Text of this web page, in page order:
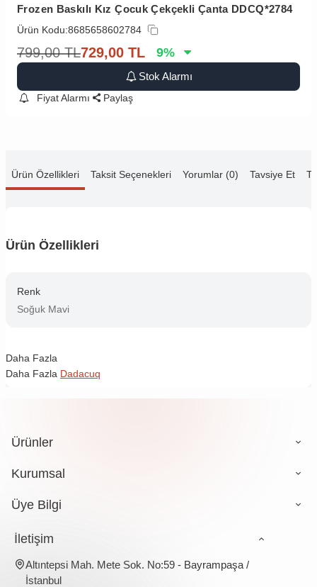
Frozen Baskılı Kız Çocuk Çekçekli Çanta DDCQ*2784
Ürün Kodu:8685658602784
799,00 TL729,00 TL 9%
Stok Alarmı
Fiyat Alarmı Paylaş
Ürün Özellikleri Taksit Seçenekleri Yorumlar (0) Tavsiye Et
Ürün Özellikleri
Renk
Soğuk Mavi
Daha Fazla
Daha Fazla Dadacuq
Ürünler
Kurumsal
Üye Bilgi
İletişim
Altıntepsi Mah. Mete Sok. No:59 - Bayrampaşa /
İstanbul